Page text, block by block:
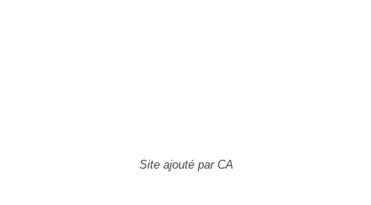
Site ajouté par CA